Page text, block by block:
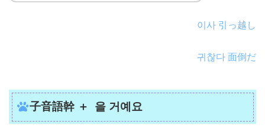
이사 引っ越し
귀찮다 面倒だ
子音語幹 ＋ 을 거예요